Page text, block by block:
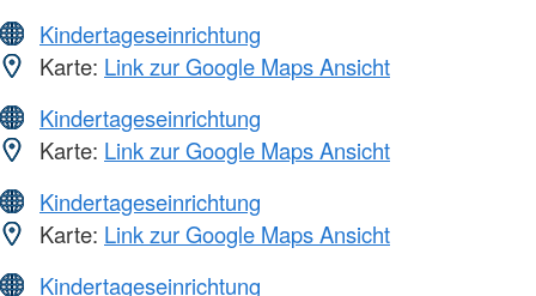
Kindertageseinrichtung
Karte: Link zur Google Maps Ansicht
Kindertageseinrichtung
Karte: Link zur Google Maps Ansicht
Kindertageseinrichtung
Karte: Link zur Google Maps Ansicht
Kindertageseinrichtung